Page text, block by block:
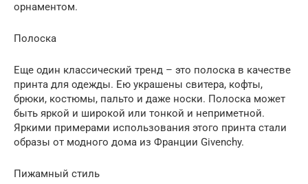
орнаментом.
Полоска
Еще один классический тренд – это полоска в качестве
принта для одежды. Ею украшены свитера, кофты,
брюки, костюмы, пальто и даже носки. Полоска может
быть яркой и широкой или тонкой и неприметной.
Яркими примерами использования этого принта стали
образы от модного дома из Франции Givenchy.
Пижамный стиль